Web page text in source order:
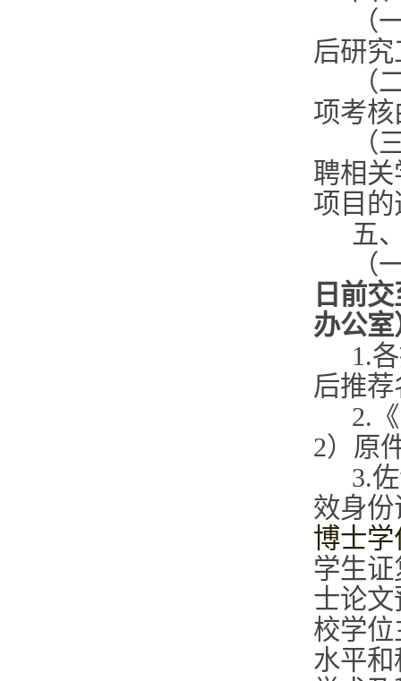
（
后研
（
项考
（
聘相
项目
五
（
日前
办公室
1.
后推
2.
2）原
3.
效身
博士
学生
士论
校学
水平